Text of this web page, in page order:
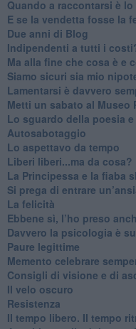
​Quando a raccontarsi è
​E se la vendetta fosse la
​Due anni di Blog
​Indipendenti a tutti i
​Ma alla fine che cosa è e
​Siamo sicuri sia mio
​Lamentarsi è davvero
​Metti un sabato al Museo
​Lo sguardo della poesia
Autosabotaggio
​Lo aspettavo da tempo
​Liberi liberi...ma da cosa?
​La Principessa e la fiaba
Si prega di entrare
​La felicità
​Ebbene sì, l’ho preso
​Davvero la psicologia è
Paure legittime
​Memento celebrare
​Consigli di visione e di
​Il velo oscuro
Resistenza
​Il tempo libero. Il tempo